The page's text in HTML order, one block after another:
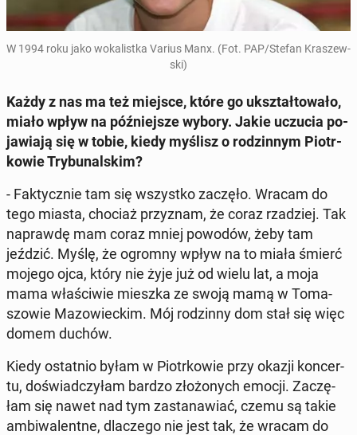
W 1994 roku jako wo­ka­list­ka Varius Manx. (Fot. PAP/Stefan Kra­szew­
ski)
Każdy z nas ma też miejsce, które go ukształ­to­wa­ło,
miało wpływ na póź­niej­sze wybory. Jakie uczucia po­
ja­wia­ją się w tobie, kiedy myślisz o ro­dzin­nym Piotr­
ko­wie Try­bu­nal­skim?
- Fak­tycz­nie tam się wszyst­ko zaczęło. Wracam do
tego miasta, chociaż przy­znam, że coraz rza­dziej. Tak
na­praw­dę mam coraz mniej powodów, żeby tam
jeździć. Myślę, że ogromny wpływ na to miała śmierć
mojego ojca, który nie żyje już od wielu lat, a moja
mama wła­ści­wie mieszka ze swoją mamą w To­ma­
szo­wie Ma­zo­wiec­kim. Mój ro­dzin­ny dom stał się więc
domem duchów.
Kiedy ostat­nio byłam w Piotr­ko­wie przy okazji kon­cer­
tu, do­świad­czy­łam bardzo zło­żo­nych emocji. Za­czę­
łam się nawet nad tym za­sta­na­wiać, czemu są takie
am­bi­wa­lent­ne, dla­cze­go nie jest tak, że wracam do